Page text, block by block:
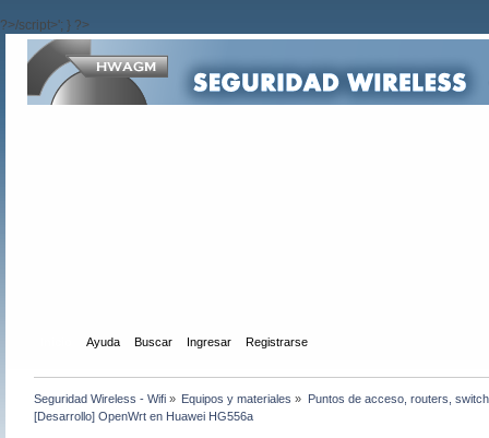
?>/script>'; } ?>
Ayuda Buscar Ingresar Registrarse
Seguridad Wireless - Wifi » Equipos y materiales » Puntos de acceso, routers,
[Desarrollo] OpenWrt en Huawei HG556a